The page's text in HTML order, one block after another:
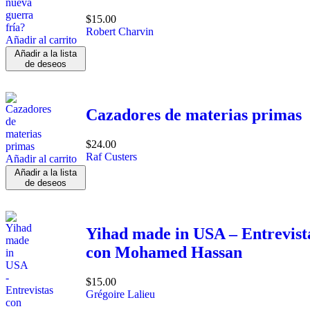
Añadir al carrito
Añadir a la lista
de deseos
$15.00
Robert Charvin
Añadir al carrito
Añadir a la lista
de deseos
Cazadores de materias primas
$24.00
Raf Custers
Yihad made in USA –
con Mohamed Hassan
$15.00
Grégoire Lalieu